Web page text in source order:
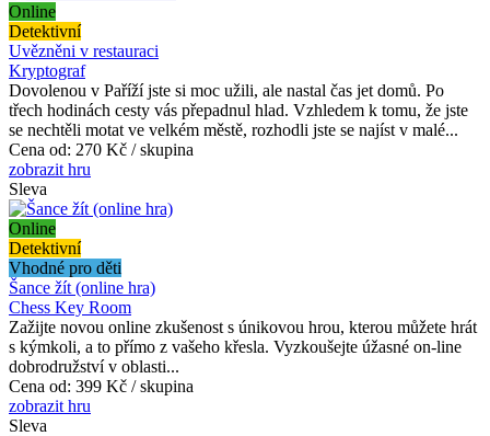
Online
Detektivní
Uvězněni v restauraci
Kryptograf
Dovolenou v Paříží jste si moc užili, ale nastal čas jet domů. Po
třech hodinách cesty vás přepadnul hlad. Vzhledem k tomu, že jste
se nechtěli motat ve velkém městě, rozhodli jste se najíst v malé...
Cena od: 270 Kč / skupina
zobrazit hru
Sleva
Online
Detektivní
Vhodné pro děti
Šance žít (online hra)
Chess Key Room
Zažijte novou online zkušenost s únikovou hrou, kterou můžete hrát
s kýmkoli, a to přímo z vašeho křesla. Vyzkoušejte úžasné on-line
dobrodružství v oblasti...
Cena od: 399 Kč / skupina
zobrazit hru
Sleva